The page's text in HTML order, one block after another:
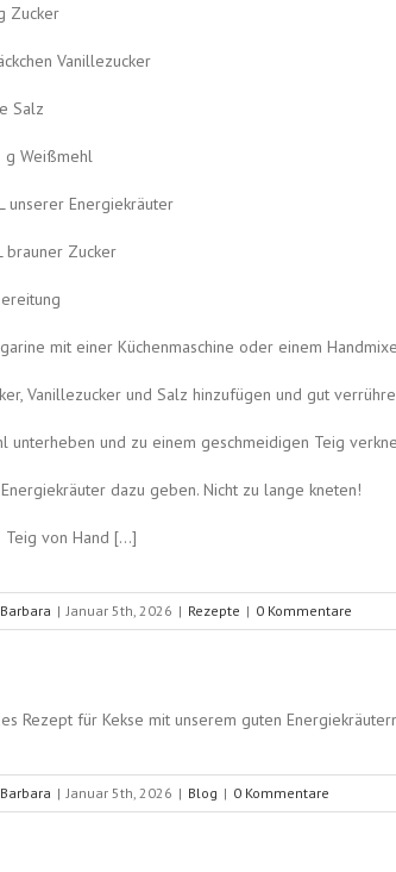
Zucker
Vanillezucker
Salz
g Weißmehl
unserer Energiekräuter
brauner Zucker
mit einer Küchenmaschine oder einem
Vanillezucker und Salz hinzufügen und gut
unterheben und zu einem geschmeidigen Teig
dazu geben. Nicht zu lange kneten!
Teig von Hand […]
Barbara | Januar 5th, 2026 | Rezepte | 0 Kommentare
Rezept für Kekse mit unserem guten
Barbara | Januar 5th, 2026 | Blog | 0 Kommentare